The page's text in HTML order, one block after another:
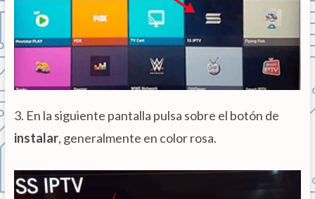
3. En la siguiente pantalla pulsa sobre el botón de
instalar, generalmente en color rosa.